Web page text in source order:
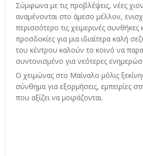
Σύμφωνα με τις προβλέψεις, νέες
αναμένονται στο άμεσο μέλλον,
περισσότερο τις χειμερινές
προσδοκίες για μια ιδιαίτερα καλή
του κέντρου καλούν το κοινό να
συντονισμένο για νεότερες
Ο χειμώνας στο Μαίναλο μόλις
σύνθημα για εξορμήσεις, εμπειρίες
που αξίζει να μοιράζονται.